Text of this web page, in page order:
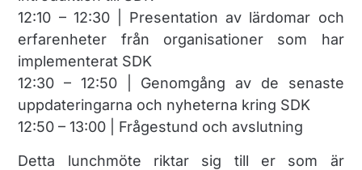
12:10 – 12:30 | Presentation av lärdomar och
erfarenheter från organisationer som har
implementerat SDK
12:30 – 12:50 | Genomgång av de senaste
uppdateringarna och nyheterna kring SDK
12:50 – 13:00 | Frågestund och avslutning
Detta lunchmöte riktar sig till er som är